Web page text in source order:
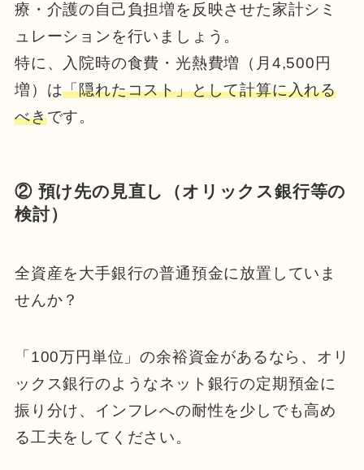
療・介護の自己負担増を反映させた家計シミ
ュレーションを行いましょう。
特に、入院時の食費・光熱費増（月4,500円
増）は「隠れたコスト」として計算に入れる
べきです。
② 預け先の見直し（オリックス銀行等の
検討）
全資産を大手銀行の普通預金に放置していま
せんか？
「100万円単位」の余裕資金があるなら、オリ
ックス銀行のようなネット銀行の定期預金に
振り分け、インフレへの耐性を少しでも高め
る工夫をしてください。